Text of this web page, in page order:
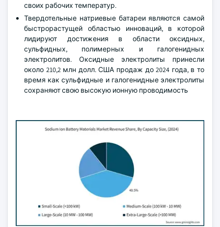
своих рабочих температур.
Твердотельные натриевые батареи являются самой
быстрорастущей областью инноваций, в которой
лидируют достижения в области оксидных,
сульфидных, полимерных и галогенидных
электролитов. Оксидные электролиты принесли
около 210,2 млн долл. США продаж до 2024 года, в то
время как сульфидные и галогенидные электролиты
сохраняют свою высокую ионную проводимость